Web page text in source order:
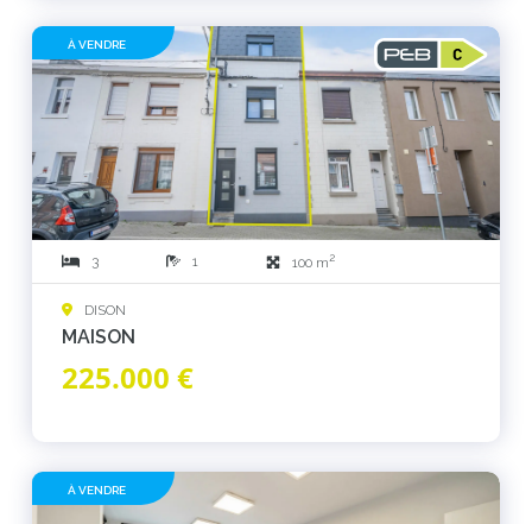
À VENDRE
3 1 100 m2
DISON
MAISON
225.000 €
À VENDRE